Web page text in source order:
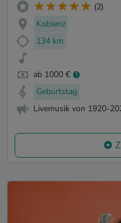
(2)
Koblenz
134 km
ab 1000 €
Geburtstag
Livemusik von 1920-